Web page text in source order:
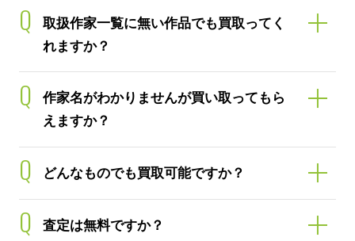
Q
取扱作家一覧に無い作品でも買取ってく
れますか？
Q
作家名がわかりませんが買い取ってもら
えますか？
Q どんなものでも買取可能ですか？
Q 査定は無料ですか？